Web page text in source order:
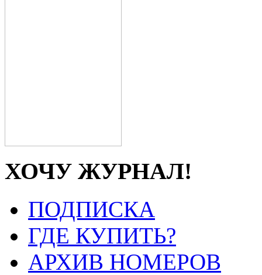
ХОЧУ ЖУРНАЛ!
ПОДПИСКА
ГДЕ КУПИТЬ?
АРХИВ НОМЕРОВ